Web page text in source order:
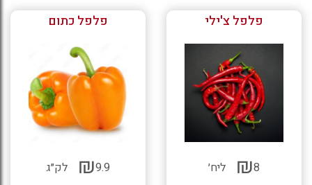
פלפל צ'ילי
8
₪ ליח׳
פלפל כתום
9.9
₪ לק״ג